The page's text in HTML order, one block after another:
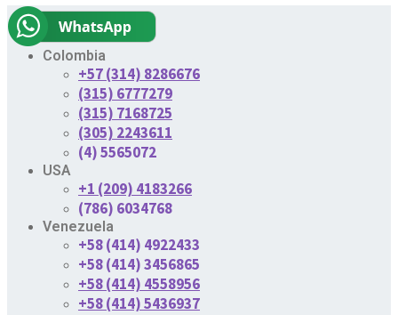
Colombia
+57 (314) 8286676
(315) 6777279
(315) 7168725
(305) 2243611
(4) 5565072
USA
+1 (209) 4183266
(786) 6034768
Venezuela
+58 (414) 4922433
+58 (414) 3456865
+58 (414) 4558956
+58 (414) 5436937